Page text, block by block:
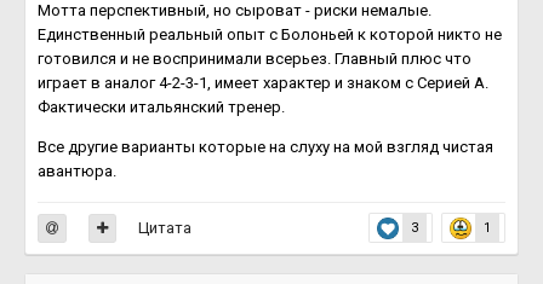
Мотта перспективный, но сыроват - риски немалые.
Единственный реальный опыт с Болоньей к которой никто не
готовился и не воспринимали всерьез. Главный плюс что
играет в аналог 4-2-3-1, имеет характер и знаком с Серией А.
Фактически итальянский тренер.
Все другие варианты которые на слуху на мой взгляд чистая
авантюра.
3 1
Цитата